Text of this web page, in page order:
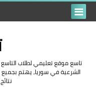
تاسع موقع تعليمي لطلاب
الشرعية في سوريا، يهتم